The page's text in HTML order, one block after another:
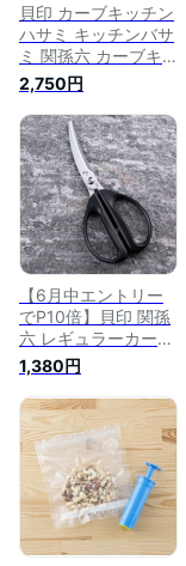
貝印 カーブキッチン
ハサミ キッチンバサ
ミ 関孫六 カーブキ
ッチンばさみ キッチ
ンばさみ キッチンは
さみ 食洗機 調理用
品 調理器具 調理小
物 キッチン用品
000DH3313【代金
引換不可・日時指定
不可】【メール便】
2,750円
【6月中エントリー
でP10倍】貝印 関孫
六 レギュラーカーブ
キッチン鋏 DH3354
キッチン用品 料理
クッキング 調理器具
便利用品
1,380円